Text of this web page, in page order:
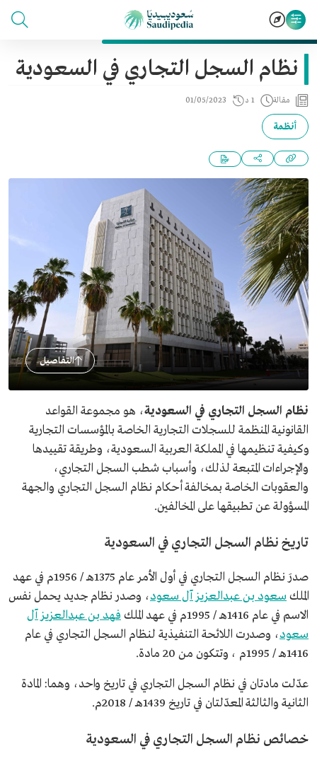
نظام السجل التجاري في السعودية
مقالة 1 د 01/05/2023
أنظمة
التفاصيل
نظام السجل التجاري في السعودية، هو مجموعة القواعد
القانونية المنظمة للسجلات التجارية الخاصة بالمؤسسات التجارية
وكيفية تنظيمها في المملكة العربية السعودية، وطريقة تقييدها
والإجراءات المتبعة لذلك، وأسباب شطب السجل التجاري،
والعقوبات الخاصة بمخالفة أحكام نظام السجل التجاري والجهة
المسؤولة عن تطبيقها على المخالفين.
تاريخ نظام السجل التجاري في السعودية
صدرَ نظام السجل التجاري في أول الأمر عام 1375هـ / 1956م في عهد
الملك سعود بن عبدالعزيز آل سعود، وصدر نظام جديد يحمل نفس
الاسم في عام 1416هـ / 1995م في عهد الملك
فهد بن عبدالعزيز آل
سعود، وصدرت اللائحة التنفيذية لنظام السجل التجاري في عام
1416هـ / 1995م ، وتتكون من 20 مادة.
عدّلت مادتان في نظام السجل التجاري في تاريخ واحد، وهما: المادة
الثانية والثالثة المعدّلتان في تاريخ 1439هـ / 2018م.
خصائص نظام السجل التجاري في السعودية